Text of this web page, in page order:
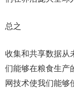
总之
收集和共享数据从
们能够在粮食生产
网技术使我们能够